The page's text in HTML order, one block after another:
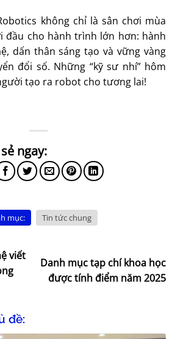
không chỉ là sân chơi mùa
đầu cho hành trình lớn hơn: hành
dấn thân sáng tạo và vững vàng
đổi số. Những “kỹ sư nhí” hôm
tạo ra robot cho tương lai!
mục: Tin tức chung
viết
Danh mục tạp chí khoa học
được tính điểm năm 2025
đề: